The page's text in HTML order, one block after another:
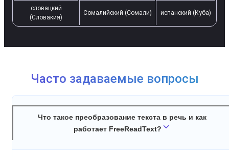
словацкий
(Словакия)
Сомалийский (Сомали) испанский (Куба)
Часто задаваемые вопросы
Что такое преобразование текста в речь и как
работает FreeReadText?